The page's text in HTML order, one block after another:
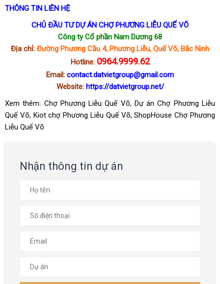
THÔNG TIN LIÊN HỆ
CHỦ ĐẦU TƯ DỰ ÁN CHỢ PHƯƠNG LIỄU QUẾ VÕ
Công ty Cổ phần Nam Dương 68
Địa chỉ: Đường Phương Cầu 4, Phương Liễu, Quế Võ, Bắc Ninh
Hotline: 0964.9999.62
Email: contact.datvietgroup@gmail.com
Website: https://datvietgroup.net/
Xem thêm: Chợ Phương Liễu Quế Võ, Dự án Chợ Phương Liễu
Quế Võ, Kiot chợ Phương Liễu Quế Võ,ShopHouse Chợ Phương
Liễu Quế Võ
Nhận thông tin dự án